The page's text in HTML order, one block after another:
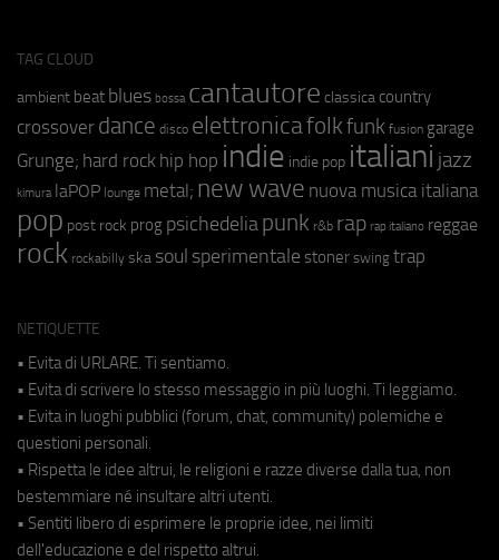
TAG CLOUD
ambient beat blues bossa cantautore classica country
crossover dance disco elettronicafolkfunk fusion garage
Grunge; hard rock hip hop indie indie pop italiani jazz
kimura laPOP lounge metal; new wave nuova musica italiana
pop post rock prog psichedeliapunk r&b rap rap italiano reggae
rock rockabilly ska soul sperimentale stoner swing trap
NETIQUETTE
• Evita di URLARE. Ti sentiamo.
• Evita di scrivere lo stesso messaggio in più luoghi. Ti leggiamo.
• Evita in luoghi pubblici (forum, chat, community) polemiche e
questioni personali.
• Rispetta le idee altrui, le religioni e razze diverse dalla tua, non
bestemmiare né insultare altri utenti.
• Sentiti libero di esprimere le proprie idee, nei limiti
dell'educazione e del rispetto altrui.